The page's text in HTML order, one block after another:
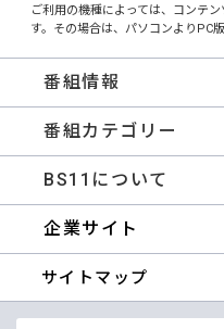
ご利用の機種によっては、コンテ
す。その場合は、パソコンよりPC
番組情報
番組カテゴリー
BS11について
企業サイト
サイトマップ